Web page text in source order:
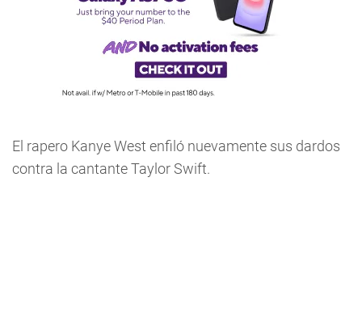
El rapero Kanye West enfiló nuevamente sus dardos
contra la cantante Taylor Swift.